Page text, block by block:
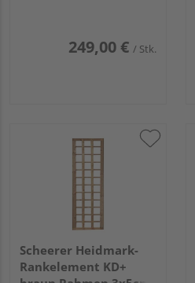
249,00 € / Stk.
Scheerer Heidmark-
Rankelement KD+